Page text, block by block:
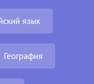
язык
География